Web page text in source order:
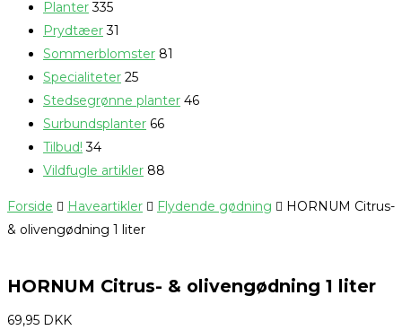
Planter 335
Prydtæer 31
Sommerblomster 81
Specialiteter 25
Stedsegrønne planter 46
Surbundsplanter 66
Tilbud! 34
Vildfugle artikler 88
Forside Haveartikler Flydende gødning
HORNUM Citrus-
& olivengødning 1 liter
HORNUM Citrus- & olivengødning 1 liter
69,95 DKK